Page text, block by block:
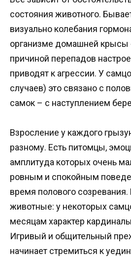
состояния животного.
визуально колебания
организме домашней крысы
причиной перепадов
приводят к агрессии. У
случаев) это связано с
самок – с наступлением
Взросление у каждого
разному. Есть питомцы,
амплитуда которых очень
ровным и спокойным
время полового созревания.
животные: у некоторых
месяцам характер
Игривый и общительный
начинает стремиться к